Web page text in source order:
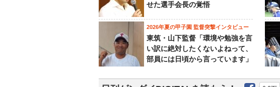
せた選手会長の覚悟
2026年夏の甲子園 監督突撃インタビュー
東筑・山下監督「環境や勉強を言
い訳に絶対したくないよねって、
部員には日頃から言っています」